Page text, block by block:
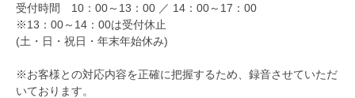
受付時間 10：00～13：00 ／ 14：00～17：00
※13：00～14：00は受付休止
(土・日・祝日・年末年始休み)
※お客様との対応内容を正確に把握するため、録音させていただ
いております。